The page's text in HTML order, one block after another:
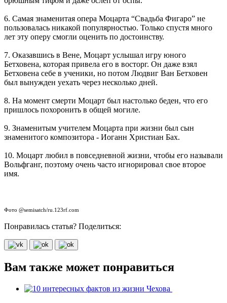
6. Самая знаменитая опера Моцарта “Свадьба Фигаро” не
пользовалась никакой популярностью. Только спустя много
лет эту оперу смогли оценить по достоинству.
7. Оказавшись в Вене, Моцарт услышал игру юного
Бетховена, которая привела его в восторг. Он даже взял
Бетховена себе в ученики, но потом Людвиг Ван Бетховен
был вынужден уехать через несколько дней.
8. На момент смерти Моцарт был настолько беден, что его
пришлось похоронить в общей могиле.
9. Знаменитым учителем Моцарта при жизни был сын
знаменитого композитора - Иоганн Христиан Бах.
10. Моцарт любил в повседневной жизни, чтобы его называли
Вольфганг, поэтому очень часто игнорировал свое второе
имя.
Фото @semisatch/ru.123rf.com
Понравилась статья? Поделиться:
Вам также может понравиться